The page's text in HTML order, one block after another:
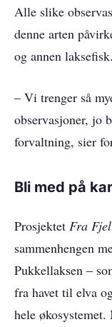
Alle slike
denne arten
og annen laksefisk.
– Vi trenger så
observasjoner, jo
forvaltning, sier
Bli med på
Prosjektet Fra
sammenhengen
Pukkellaksen –
fra havet til elva
hele